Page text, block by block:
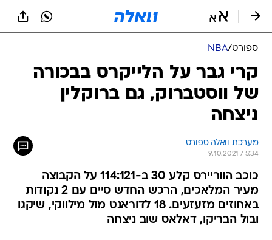
ספורט/
NBA
קרי גבר על הלייקרס בבכורה
של ווסטברוק, גם ברוקלין
ניצחה
מערכת וואלה ספורט
9.10.2021 / 5:34
כוכב הווריירס קלע 30 ב-114:121 על הקבוצה
מעיר המלאכים, הרכש החדש סיים עם 2 נקודות
באחוזים מזעזעים. 18 לדוראנט מול מילווקי, שיקגו
ובול הבריקו, דאלאס שוב ניצחה